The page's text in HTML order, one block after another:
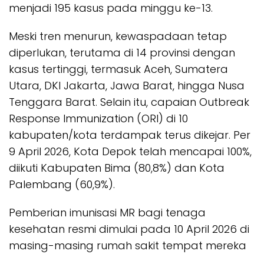
menjadi 195 kasus pada minggu ke-13.
Meski tren menurun, kewaspadaan tetap
diperlukan, terutama di 14 provinsi dengan
kasus tertinggi, termasuk Aceh, Sumatera
Utara, DKI Jakarta, Jawa Barat, hingga Nusa
Tenggara Barat. Selain itu, capaian Outbreak
Response Immunization (ORI) di 10
kabupaten/kota terdampak terus dikejar. Per
9 April 2026, Kota Depok telah mencapai 100%,
diikuti Kabupaten Bima (80,8%) dan Kota
Palembang (60,9%).
Pemberian imunisasi MR bagi tenaga
kesehatan resmi dimulai pada 10 April 2026 di
masing-masing rumah sakit tempat mereka